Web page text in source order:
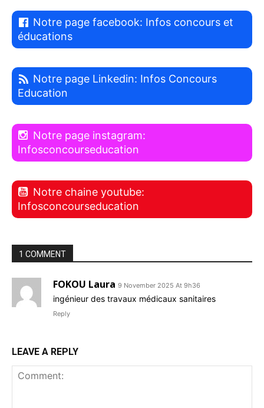
Notre page facebook: Infos concours et
éducations
Notre page Linkedin: Infos Concours
Education
Notre page instagram:
Infosconcourseducation
Notre chaine youtube:
Infosconcourseducation
1 COMMENT
FOKOU Laura 9 November 2025 At 9h36
ingénieur des travaux médicaux sanitaires
Reply
LEAVE A REPLY